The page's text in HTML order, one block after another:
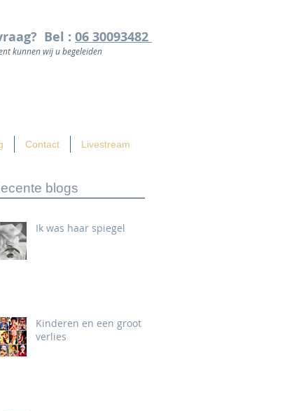
Bel : 06 30093482
kunnen wij u begeleiden
Contact Livestream
blogs
Ik was haar spiegel
Kinderen en een groot
verlies